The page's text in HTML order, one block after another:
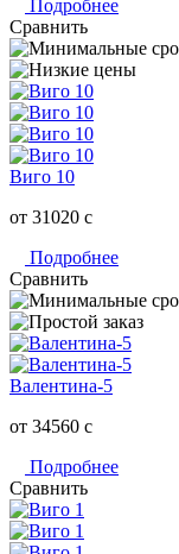
Подробнее
Сравнить
Виго 10
от 31020 c
Подробнее
Сравнить
Валентина-5
от 34560 c
Подробнее
Сравнить